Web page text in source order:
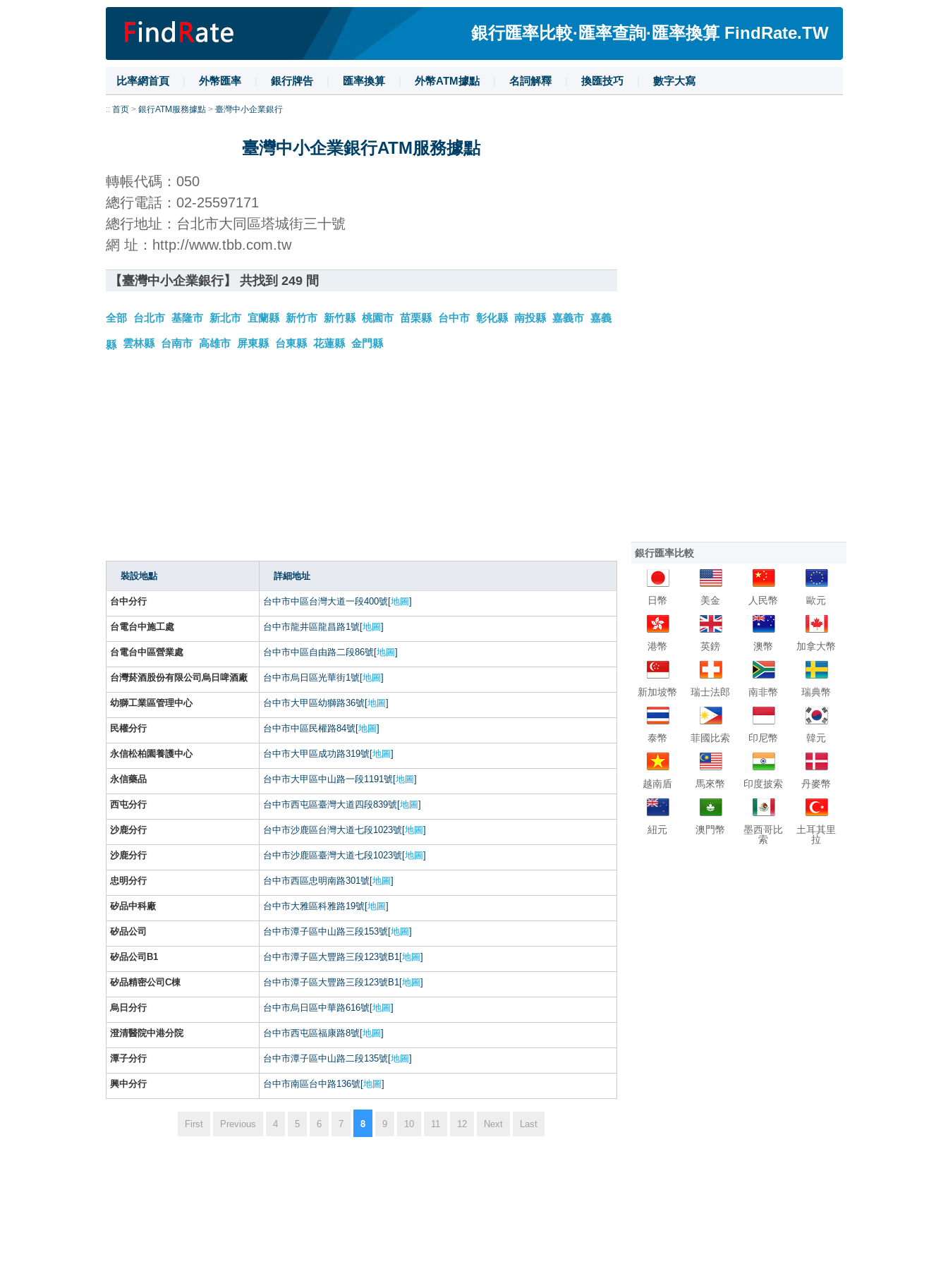
銀行匯率比較·匯率查詢·匯率換算 FindRate.TW
比率網首頁 外幣匯率 銀行牌告 匯率換算 外幣ATM據點 名詞解釋 換匯技巧 數字大寫
:: 首页> 銀行ATM服務據點> 臺灣中小企業銀行
臺灣中小企業銀行ATM服務據點
轉帳代碼：050
總行電話：02-25597171
總行地址：台北市大同區塔城街三十號
網 址：http://www.tbb.com.tw
【臺灣中小企業銀行】 共找到 249 間
全部 台北市 基隆市 新北市 宜蘭縣 新竹市 新竹縣 桃園市 苗栗縣 台中市 彰化縣 南投縣 嘉義市 嘉義
縣 雲林縣 台南市 高雄市 屏東縣 台東縣 花蓮縣 金門縣
裝設地點 詳細地址
台中分行 台中市中區台灣大道一段400號[地圖]
台電台中施工處 台中市龍井區龍昌路1號[地圖]
台電台中區營業處 台中市中區自由路二段86號[地圖]
台灣菸酒股份有限公司烏日啤酒廠 台中市烏日區光華街1號[地圖]
幼獅工業區管理中心 台中市大甲區幼獅路36號[地圖]
民權分行 台中市中區民權路84號[地圖]
永信松柏園養護中心 台中市大甲區成功路319號[地圖]
永信藥品 台中市大甲區中山路一段1191號[地圖]
西屯分行 台中市西屯區臺灣大道四段839號[地圖]
沙鹿分行 台中市沙鹿區台灣大道七段1023號[地圖]
沙鹿分行 台中市沙鹿區臺灣大道七段1023號[地圖]
忠明分行 台中市西區忠明南路301號[地圖]
矽品中科廠 台中市大雅區科雅路19號[地圖]
矽品公司 台中市潭子區中山路三段153號[地圖]
矽品公司B1 台中市潭子區大豐路三段123號B1[地圖]
矽品精密公司C棟 台中市潭子區大豐路三段123號B1[地圖]
烏日分行 台中市烏日區中華路616號[地圖]
澄清醫院中港分院 台中市西屯區福康路8號[地圖]
潭子分行 台中市潭子區中山路二段135號[地圖]
興中分行 台中市南區台中路136號[地圖]
First Previous 4 5 6 7 8 9 10 11 12 Next Last
銀行匯率比較
日幣 美金 人民幣 歐元
港幣 英鎊 澳幣 加拿大幣
新加坡幣 瑞士法郎 南非幣 瑞典幣
泰幣 菲國比索 印尼幣 韓元
越南盾 馬來幣 印度披索 丹麥幣
紐元 澳門幣
墨西哥比
索
土耳其里
拉